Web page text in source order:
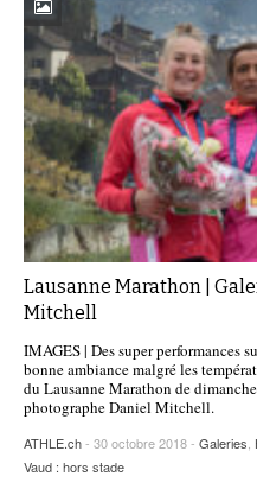
Lausanne Marathon |
Mitchell
IMAGES | Des super performances
bonne ambiance malgré les
du Lausanne Marathon de
photographe Daniel Mitchell.
ATHLE.ch- 30 octobre 2018 - Galeries
Vaud : hors stade